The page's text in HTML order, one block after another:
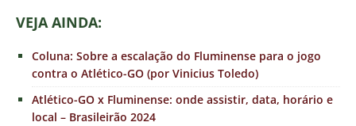
VEJA AINDA:
Coluna: Sobre a escalação do Fluminense para o jogo
contra o Atlético-GO (por Vinicius Toledo)
Atlético-GO x Fluminense: onde assistir, data, horário e
local – Brasileirão 2024